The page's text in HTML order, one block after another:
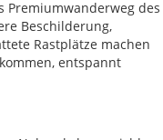
Premiumwanderweg des
Beschilderung,
Rastplätze machen
entspannt